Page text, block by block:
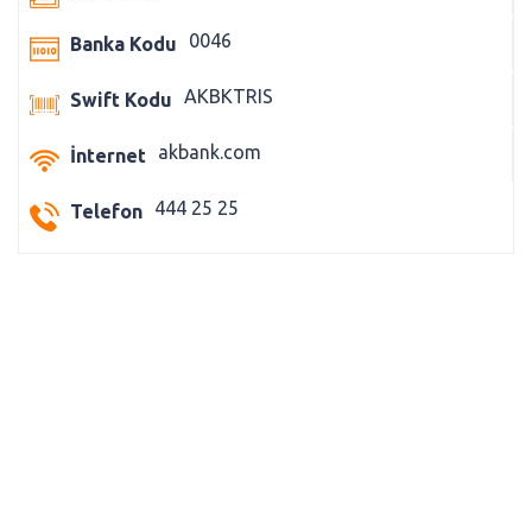
Banka Kodu 0046
Swift Kodu AKBKTRIS
İnternet akbank.com
Telefon 444 25 25